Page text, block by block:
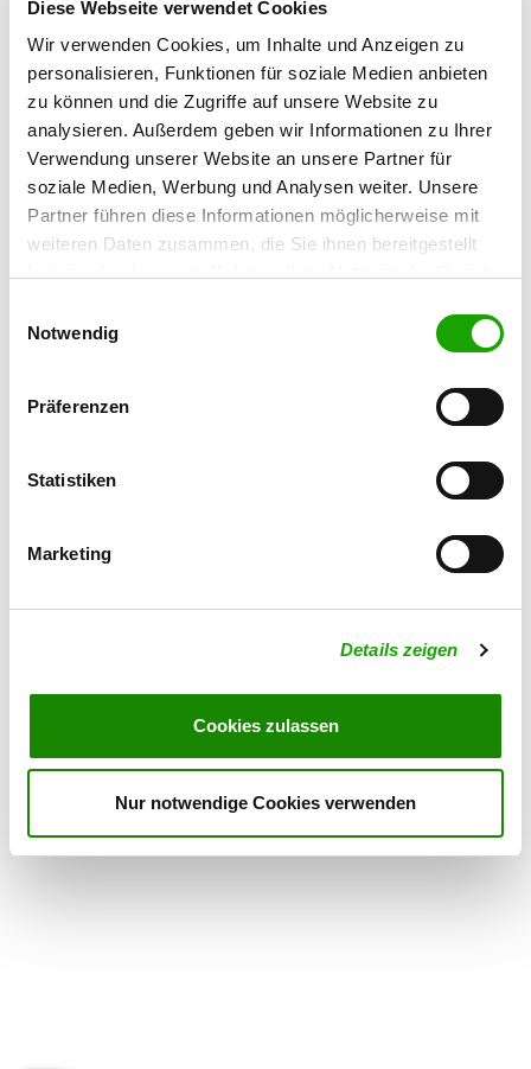
Diese Webseite verwendet Cookies
Wir verwenden Cookies, um Inhalte und Anzeigen zu
personalisieren, Funktionen für soziale Medien anbieten
zu können und die Zugriffe auf unsere Website zu
analysieren. Außerdem geben wir Informationen zu Ihrer
Verwendung unserer Website an unsere Partner für
soziale Medien, Werbung und Analysen weiter. Unsere
Partner führen diese Informationen möglicherweise mit
weiteren Daten zusammen, die Sie ihnen bereitgestellt
Cookies, wenn Sie unsere Webseite weiterhin nutzen.
Notwendig
Präferenzen
Statistiken
Marketing
Details zeigen
Cookies zulassen
Nur notwendige Cookies verwenden
OG - Wallenhorst
Details
Boerskamp
49134 Wallenhorst
OG - Naturpark Dümmer
Details
Zur Schulheide 34
49448 Stemshorn
OG - Rehden-Dickel
OG - Vechta
OG - Varlheide
Details
OG - Dinklage e.V.
Am Trenkampsbach 36
49413 Dinklage